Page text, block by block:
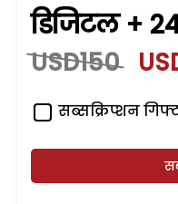
डिजिटल +
USD150
सब्सक्रिप्शन